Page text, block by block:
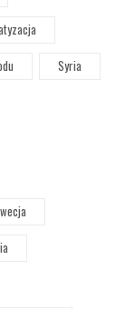
Syria